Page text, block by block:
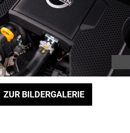
ZUR BILDERGALERIE